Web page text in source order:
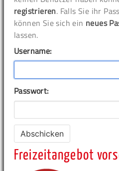
registrieren. Falls Sie ihr
können Sie sich ein neues
lassen.
Username:
Passwort:
Freizeitangebot